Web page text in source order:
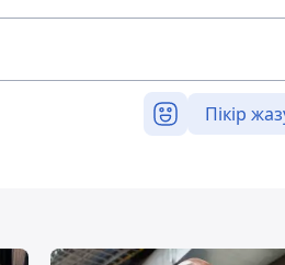
Пікір